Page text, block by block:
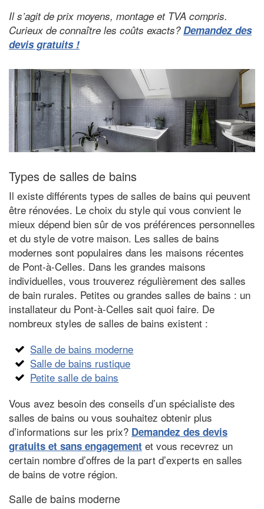
Il s’agit de prix moyens, montage et TVA compris.
Curieux de connaître les coûts exacts?Demandez des
devis gratuits !
Types de salles de bains
Il existe différents types de salles de bains qui peuvent
être rénovées. Le choix du style qui vous convient le
mieux dépend bien sûr de vos préférences personnelles
et du style de votre maison. Les salles de bains
modernes sont populaires dans les maisons récentes
de Pont-à-Celles. Dans les grandes maisons
individuelles, vous trouverez régulièrement des salles
de bain rurales. Petites ou grandes salles de bains : un
installateur du Pont-à-Celles sait quoi faire. De
nombreux styles de salles de bains existent :
Salle de bains moderne
Salle de bains rustique
Petite salle de bains
Vous avez besoin des conseils d’un spécialiste des
salles de bains ou vous souhaitez obtenir plus
d’informations sur les prix? Demandez des devis
gratuits et sans engagement et vous recevrez un
certain nombre d’offres de la part d’experts en salles
de bains de votre région.
Salle de bains moderne